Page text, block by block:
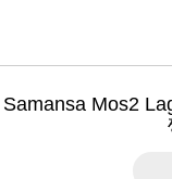
Samansa Mos2